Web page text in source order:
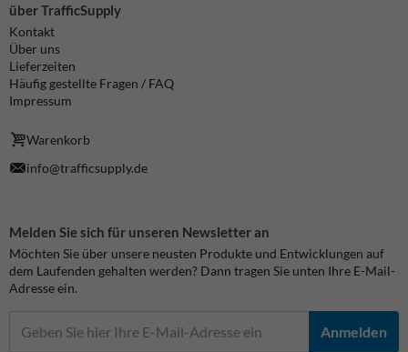
über TrafficSupply
Kontakt
Über uns
Lieferzeiten
Häufig gestellte Fragen / FAQ
Impressum
Warenkorb
info@trafficsupply.de
Melden Sie sich für unseren Newsletter an
Möchten Sie über unsere neusten Produkte und Entwicklungen auf
dem Laufenden gehalten werden? Dann tragen Sie unten Ihre E-Mail-
Adresse ein.
Anmelden